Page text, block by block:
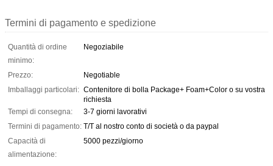
Termini di pagamento e spedizione
Quantità di ordine
minimo:
Negoziabile
Prezzo:
Negotiable
Imballaggi particolari: Contenitore di bolla Package+ Foam+Color o su vostra
richiesta
Tempi di consegna:
3-7 giorni lavorativi
Termini di pagamento: T/T al nostro conto di società o da paypal
Capacità di
alimentazione:
5000 pezzi/giorno